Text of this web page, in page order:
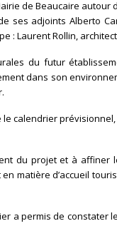
de Beaucaire
ses adjoints Alberto
: Laurent Rollin,
du futur
dans son
calendrier
du projet et à affiner
matière d’accueil
a permis de constater